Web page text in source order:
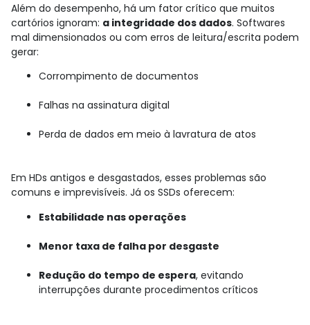
Além do desempenho, há um fator crítico que muitos
cartórios ignoram: a integridade dos dados. Softwares
mal dimensionados ou com erros de leitura/escrita podem
gerar:
Corrompimento de documentos
Falhas na assinatura digital
Perda de dados em meio à lavratura de atos
Em HDs antigos e desgastados, esses problemas são
comuns e imprevisíveis. Já os SSDs oferecem:
Estabilidade nas operações
Menor taxa de falha por desgaste
Redução do tempo de espera, evitando
interrupções durante procedimentos críticos